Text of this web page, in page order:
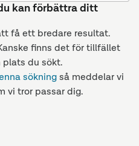
kan förbättra ditt
få ett bredare resultat.
finns det för tillfället
plats du sökt.
sökningså meddelar vi
vi tror passar dig.